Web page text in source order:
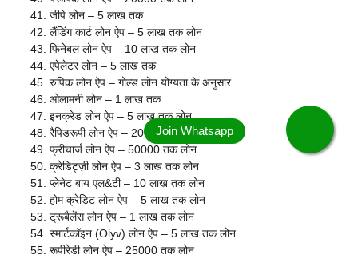
जीपे लोन – 5 लाख तक
लैंडिंग कार्ट लोन ऐप – 5 लाख तक लोन
फिनेबल लोन ऐप – 10 लाख तक लोन
एपेलेटर लोन – 5 लाख तक
रुपिक लोन ऐप – गोल्ड लोन योग्यता के अनुसार
ओलामनी लोन – 1 लाख तक
इनक्रेड लोन ऐप – 5 लाख तक लोन
रैपिडरूपी लोन ऐप – 20000 तक लोन
फ्रीचार्ज लोन ऐप – 50000 तक लोन
क्रेडिट्ज़ी लोन ऐप – 3 लाख तक लोन
प्लेनेट बाय एल&टी – 10 लाख तक लोन
होम क्रेडिट लोन ऐप – 5 लाख तक लोन
ट्रूबैलेंस लोन ऐप – 1 लाख तक लोन
स्मार्टकॉइन (Olyv) लोन ऐप – 5 लाख तक लोन
रूपीरेडी लोन ऐप – 25000 तक लोन